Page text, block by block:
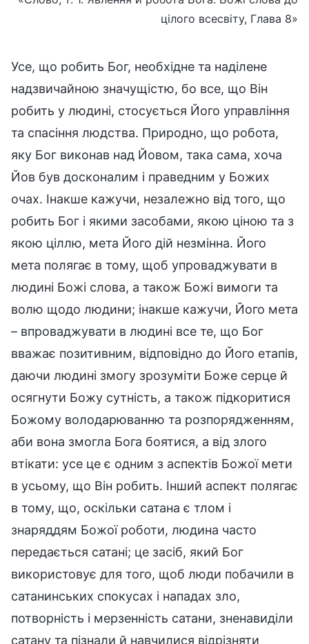
цілого всесвіту, Глава 8»
Усе, що робить Бог, необхідне та наділене
надзвичайною значущістю, бо все, що Він
робить у людині, стосується Його управління
та спасіння людства. Природно, що робота,
яку Бог виконав над Йовом, така сама, хоча
Йов був досконалим і праведним у Божих
очах. Інакше кажучи, незалежно від того, що
робить Бог і якими засобами, якою ціною та з
якою ціллю, мета Його дій незмінна. Його
мета полягає в тому, щоб упроваджувати в
людині Божі слова, а також Божі вимоги та
волю щодо людини; інакше кажучи, Його мета
– впроваджувати в людині все те, що Бог
вважає позитивним, відповідно до Його етапів,
даючи людині змогу зрозуміти Боже серце й
осягнути Божу сутність, а також підкоритися
Божому володарюванню та розпорядженням,
аби вона змогла Бога боятися, а від злого
втікати: усе це є одним з аспектів Божої мети
в усьому, що Він робить. Інший аспект полягає
в тому, що, оскільки сатана є тлом і
знаряддям Божої роботи, людина часто
передається сатані; це засіб, який Бог
використовує для того, щоб люди побачили в
сатанинських спокусах і нападах зло,
потворність і мерзенність сатани, зненавиділи
сатану та пізнали й навчилися відрізняти